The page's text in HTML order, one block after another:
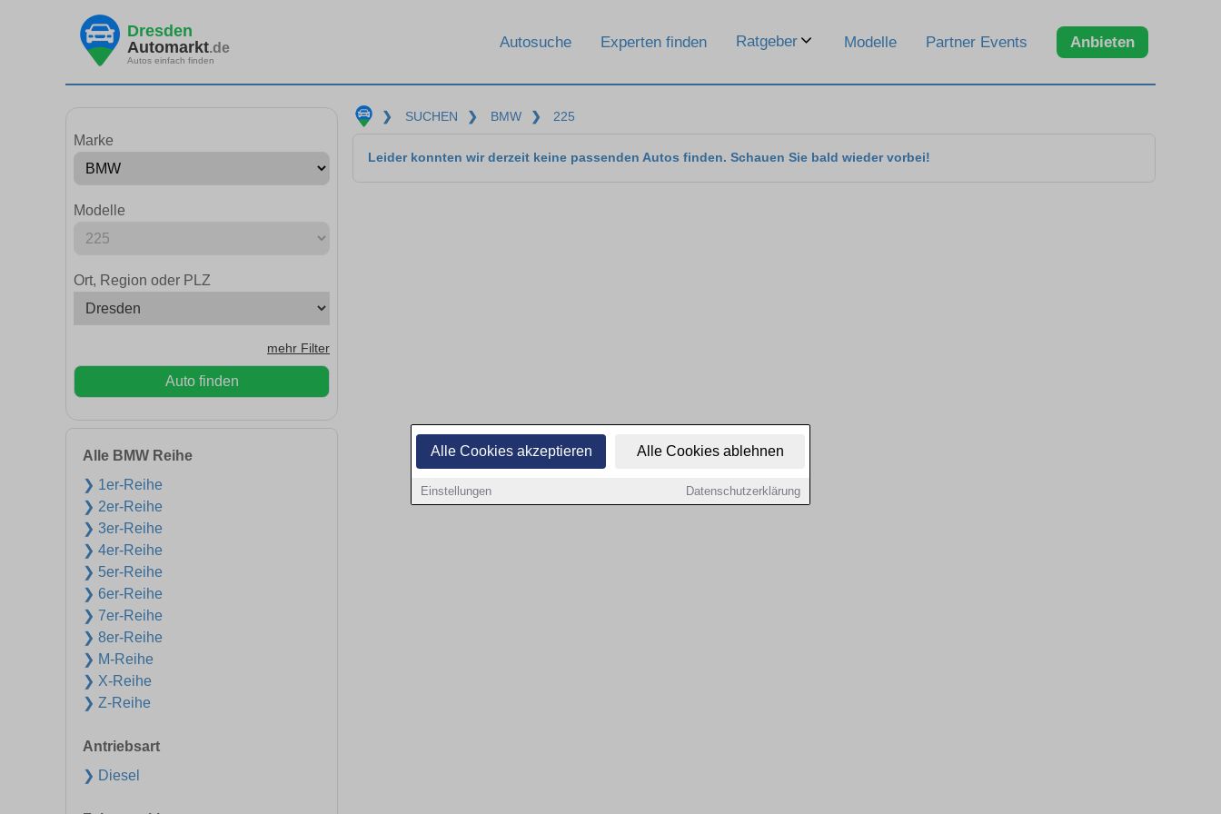
Alle Cookies akzeptieren Alle Cookies ablehnen
Einstellungen Datenschutzerklärung
Dresden
Automarkt.de
Autos einfach finden
Autosuche Experten finden Ratgeber Modelle Partner Events Anbieten
Marke
Modelle
Ort, Region oder PLZ
mehr Filter
Auto finden
Alle BMW Reihe
❯ 1er-Reihe
❯ 2er-Reihe
❯ 3er-Reihe
❯ 4er-Reihe
❯ 5er-Reihe
❯ 6er-Reihe
❯ 7er-Reihe
❯ 8er-Reihe
❯ M-Reihe
❯ X-Reihe
❯ Z-Reihe
Antriebsart
❯ Diesel
❯ SUCHEN ❯ BMW ❯ 225
Leider konnten wir derzeit keine passenden Autos finden. Schauen Sie bald wieder vorbei!